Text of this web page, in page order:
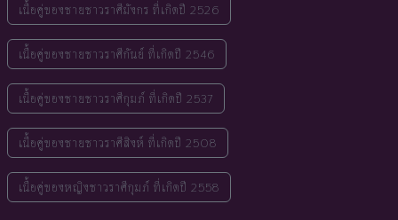
เนื้อคู่ของชายชาวราศีมังกร ที่เกิดปี 2526
เนื้อคู่ของชายชาวราศีกันย์ ที่เกิดปี 2546
เนื้อคู่ของชายชาวราศีกุมภ์ ที่เกิดปี 2537
เนื้อคู่ของชายชาวราศีสิงห์ ที่เกิดปี 2508
เนื้อคู่ของหญิงชาวราศีกุมภ์ ที่เกิดปี 2558